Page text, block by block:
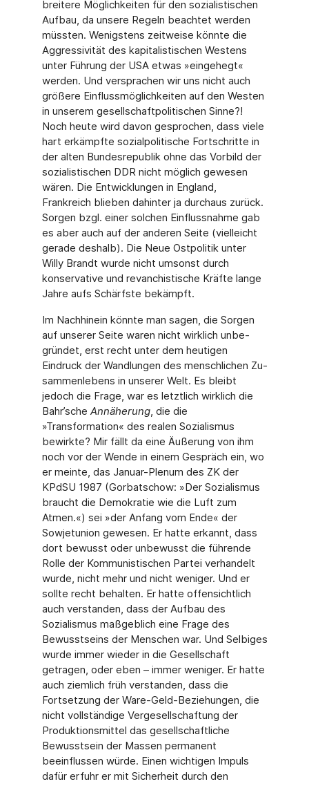
breitere Möglichkeiten für den sozialistischen
Aufbau, da unsere Regeln beachtet werden
müssten. Wenigstens zeitweise könnte die
Aggressivität des kapitalistischen Westens
unter Führung der USA etwas »eingehegt«
werden. Und versprachen wir uns nicht auch
größere Einflussmöglichkeiten auf den Westen
in unserem gesellschaftpolitischen Sinne?!
Noch heute wird davon gesprochen, dass viele
hart erkämpfte sozialpolitische Fortschritte in
der alten Bundesrepublik ohne das Vorbild der
sozialistischen DDR nicht möglich gewe­sen
wären. Die Entwicklungen in England,
Frankreich blieben dahinter ja durchaus zurück.
Sorgen bzgl. einer solchen Einflussnahme gab
es aber auch auf der anderen Seite (viel­leicht
gerade deshalb). Die Neue Ostpolitik unter
Willy Brandt wurde nicht umsonst durch
konservative und revanchistische Kräfte lange
Jahre aufs Schärfste bekämpft.
Im Nachhinein könnte man sagen, die Sorgen
auf unserer Seite waren nicht wirklich unbe­
gründet, erst recht unter dem heutigen
Eindruck der Wandlungen des menschlichen Zu­
sammenlebens in unserer Welt. Es bleibt
jedoch die Frage, war es letztlich wirklich die
Bahr’sche Annäherung, die die
»Transformation« des realen Sozialismus
bewirkte? Mir fällt da eine Äußerung von ihm
noch vor der Wende in einem Gespräch ein, wo
er meinte, das Januar-Plenum des ZK der
KPdSU 1987 (Gorbatschow: »Der Sozialismus
braucht die Demokratie wie die Luft zum
Atmen.«) sei »der Anfang vom Ende« der
Sowjetunion gewe­sen. Er hatte erkannt, dass
dort bewusst oder unbewusst die führende
Rolle der Kommu­nistischen Partei verhandelt
wurde, nicht mehr und nicht weniger. Und er
sollte recht be­halten. Er hatte offensichtlich
auch verstanden, dass der Aufbau des
Sozialismus maßgeb­lich eine Frage des
Bewusstseins der Menschen war. Und Selbiges
wurde immer wieder in die Gesellschaft
getragen, oder eben – immer weniger. Er hatte
auch ziemlich früh verstan­den, dass die
Fortsetzung der Ware-Geld-Beziehungen, die
nicht vollständige Vergesell­schaftung der
Produktionsmittel das gesellschaftliche
Bewusstsein der Massen permanent
beeinflussen würde. Einen wichtigen Impuls
dafür erfuhr er mit Sicherheit durch den